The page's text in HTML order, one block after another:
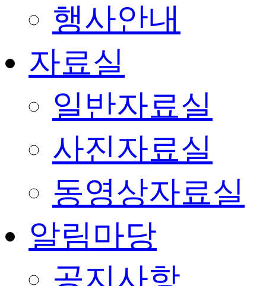
행사안내
자료실
일반자료실
사진자료실
동영상자료실
알림마당
공지사항